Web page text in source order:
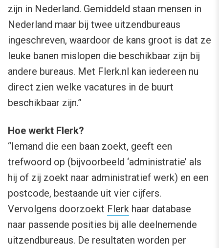
zijn in Nederland. Gemiddeld staan mensen in
Nederland maar bij twee uitzendbureaus
ingeschreven, waardoor de kans groot is dat ze
leuke banen mislopen die beschikbaar zijn bij
andere bureaus. Met Flerk.nl kan iedereen nu
direct zien welke vacatures in de buurt
beschikbaar zijn.”
Hoe werkt Flerk?
“Iemand die een baan zoekt, geeft een
trefwoord op (bijvoorbeeld ‘administratie’ als
hij of zij zoekt naar administratief werk) en een
postcode, bestaande uit vier cijfers.
Vervolgens doorzoekt Flerk haar database
naar passende posities bij alle deelnemende
uitzendbureaus. De resultaten worden per